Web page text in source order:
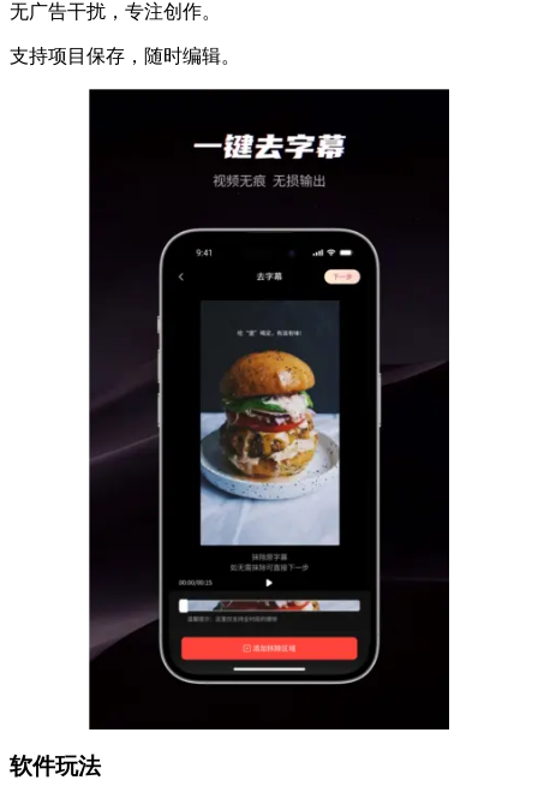
无广告干扰，专注创作。
支持项目保存，随时编辑。
软件玩法